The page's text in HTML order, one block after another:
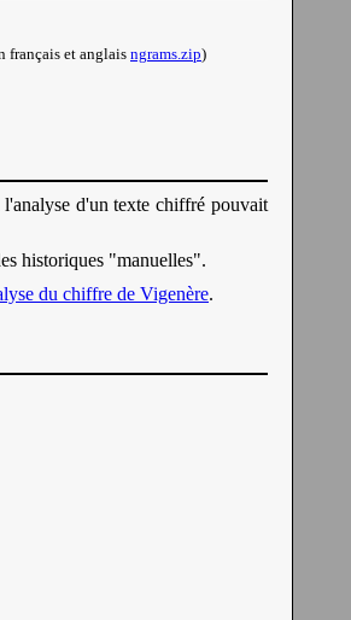
français et anglais ngrams.zip)
d'un texte chiffré pouvait
historiques "manuelles".
du chiffre de Vigenère.